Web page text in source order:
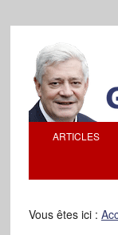
ARTICLES
Vous êtes ici :